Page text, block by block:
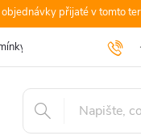
přijaté v tomto
Podmínky